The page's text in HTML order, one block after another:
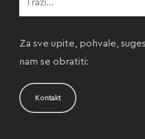
Za sve upite, pohvale,
nam se obratiti:
Kontakt